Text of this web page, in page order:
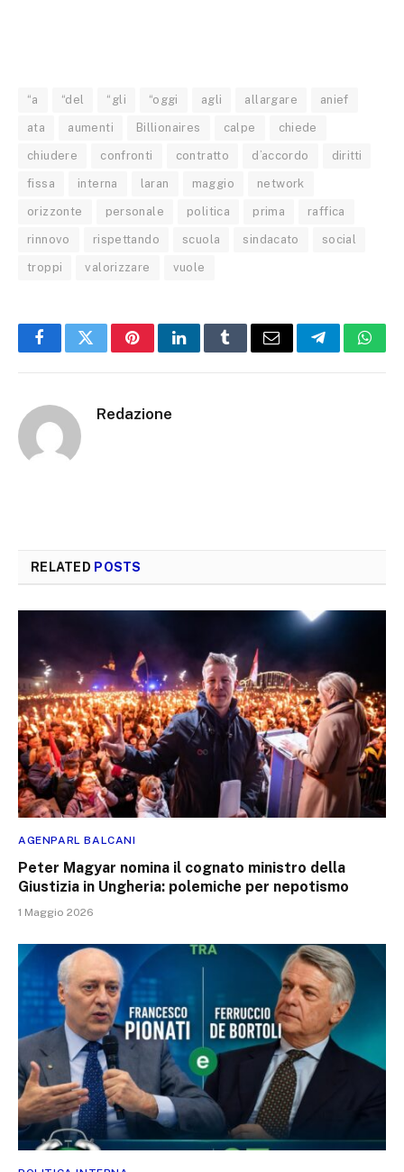
“a “del “gli “oggi agli allargare anief
ata aumenti Billionaires calpe chiede
chiudere confronti contratto d’accordo diritti
fissa interna laran maggio network
orizzonte personale politica prima raffica
rinnovo rispettando scuola sindacato social
troppi valorizzare vuole
FacebookTwitterPinterestLinkedInTumblrEmail Telegram
Redazione
RELATED POSTS
AGENPARL BALCANI
Peter Magyar nomina il cognato ministro della
Giustizia in Ungheria: polemiche per nepotismo
1 Maggio 2026